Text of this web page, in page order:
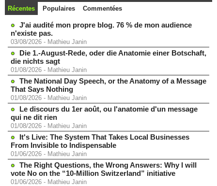
Récentes Populaires Commentées
J'ai audité mon propre blog. 76 % de mon audience
n'existe pas.
03/08/2026 - Mathieu Janin
Die 1.-August-Rede, oder die Anatomie einer Botschaft,
die nichts sagt
01/08/2026 - Mathieu Janin
The National Day Speech, or the Anatomy of a Message
That Says Nothing
01/08/2026 - Mathieu Janin
Le discours du 1er août, ou l'anatomie d'un message
qui ne dit rien
01/08/2026 - Mathieu Janin
It's Live: The System That Takes Local Businesses
From Invisible to Indispensable
01/06/2026 - Mathieu Janin
The Right Questions, the Wrong Answers: Why I will
vote No on the “10-Million Switzerland” initiative
01/06/2026 - Mathieu Janin